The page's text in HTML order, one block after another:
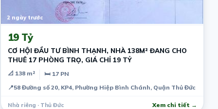
2 ngày trước
19 Tỷ
CƠ HỘI ĐẦU TƯ BÌNH THẠNH, NHÀ 138M² ĐANG CHO
THUÊ 17 PHÒNG TRỌ, GIÁ CHỈ 19 TỶ
📐 138 m²
🛏 17 PN
📍58 Đường số 20, KP4, Phường Hiệp Bình Chánh, Quận Thủ Đức
Nhà riêng · Thủ Đức Xem chi tiết →